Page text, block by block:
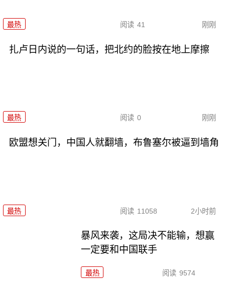
最热 阅读 41 刚刚
扎卢日内说的一句话，把北约的脸按在地上摩擦
最热 阅读 0 刚刚
欧盟想关门，中国人就翻墙，布鲁塞尔被逼到墙角
最热 阅读 11058 2小时前
暴风来袭，这局决不能输，想赢
一定要和中国联手
最热 阅读 9574